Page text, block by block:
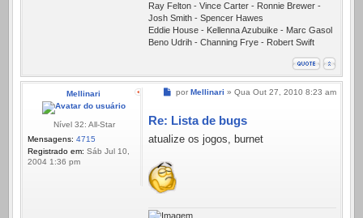
Ray Felton - Vince Carter - Ronnie Brewer -
Josh Smith - Spencer Hawes
Eddie House - Kellenna Azubuike - Marc Gasol
Beno Udrih - Channing Frye - Robert Swift
Mellinari
Nível 32: All-Star
Mensagens: 4715
Registrado em: Sáb Jul 10,
2004 1:36 pm
Mensagem
por Mellinari » Qua Out 27, 2010 8:23 am
Re: Lista de bugs
atualize os jogos, burnet